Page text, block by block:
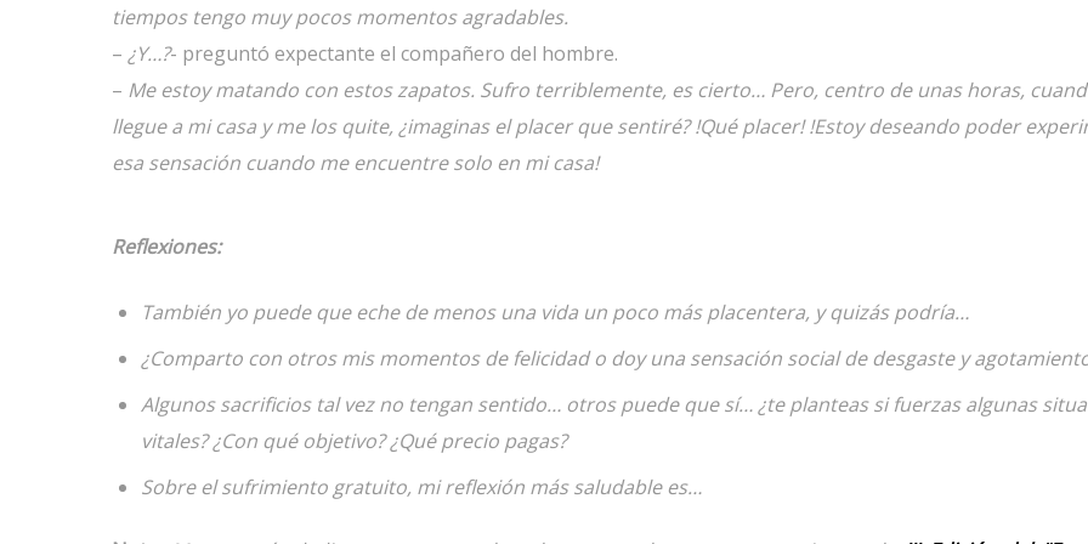
tiempos tengo muy pocos momentos agradables.
– ¿Y…?- preguntó expectante el compañero del hombre.
– Me estoy matando con estos zapatos. Sufro terriblemente, es cierto… Pero, centro de unas horas,
llegue a mi casa y me los quite, ¿imaginas el placer que sentiré? !Qué placer! !Estoy deseando poder
esa sensación cuando me encuentre solo en mi casa!
Reflexiones:
También yo puede que eche de menos una vida un poco más placentera, y quizás podría…
¿Comparto con otros mis momentos de felicidad o doy una sensación social de desgaste y
Algunos sacrificios tal vez no tengan sentido… otros puede que sí… ¿te planteas si fuerzas algunas
vitales? ¿Con qué objetivo? ¿Qué precio pagas?
Sobre el sufrimiento gratuito, mi reflexión más saludable es…